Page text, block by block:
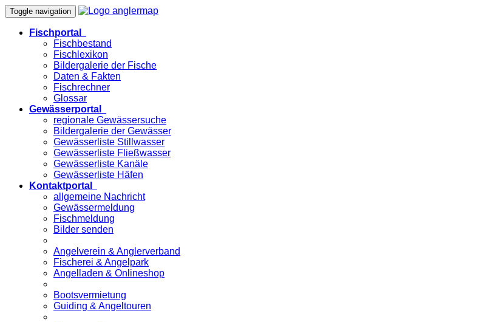
Toggle navigation
Fischportal
Fischbestand
Fischlexikon
Bildergalerie der Fische
Daten & Fakten
Fischrechner
Glossar
Gewässerportal
regionale Gewässersuche
Bildergalerie der Gewässer
Gewässerliste Stillwasser
Gewässerliste Fließwasser
Gewässerliste Kanäle
Gewässerliste Häfen
Kontaktportal
allgemeine Nachricht
Gewässermeldung
Fischmeldung
Bilder senden
Angelverein & Anglerverband
Fischerei & Angelpark
Angelladen & Onlineshop
Bootsvermietung
Guiding & Angeltouren